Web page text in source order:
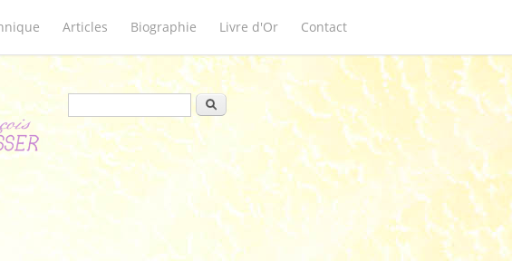
Articles Biographie Livre d'Or Contact
Formulaire de recherche
Rechercher